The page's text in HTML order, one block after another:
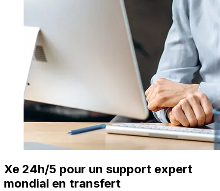
Xe 24h/5 pour un support expert
mondial en transfert